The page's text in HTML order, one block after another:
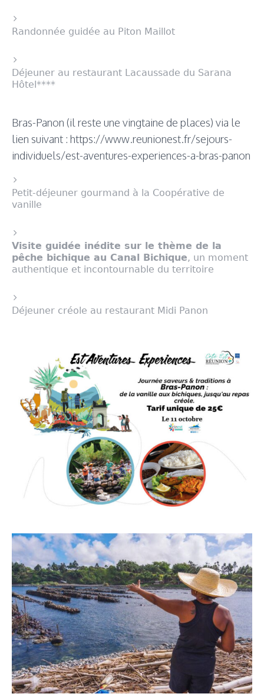
Randonnée guidée au Piton Maillot
Déjeuner au restaurant Lacaussade du Sarana
Hôtel****
Bras-Panon (il reste une vingtaine de places) via le
lien suivant : https://www.reunionest.fr/sejours-
individuels/est-aventures-experiences-a-bras-panon
Petit-déjeuner gourmand à la Coopérative de
vanille
Visite guidée inédite sur le thème de la
pêche bichique au Canal Bichique, un moment
authentique et incontournable du territoire
Déjeuner créole au restaurant Midi Panon